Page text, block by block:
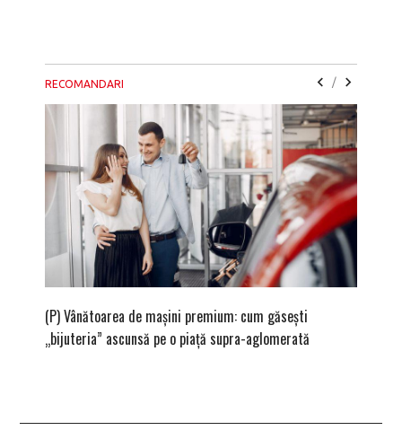
RECOMANDARI /
(P) Vânătoarea de mașini premium: cum găsești
„bijuteria” ascunsă pe o piață supra-aglomerată